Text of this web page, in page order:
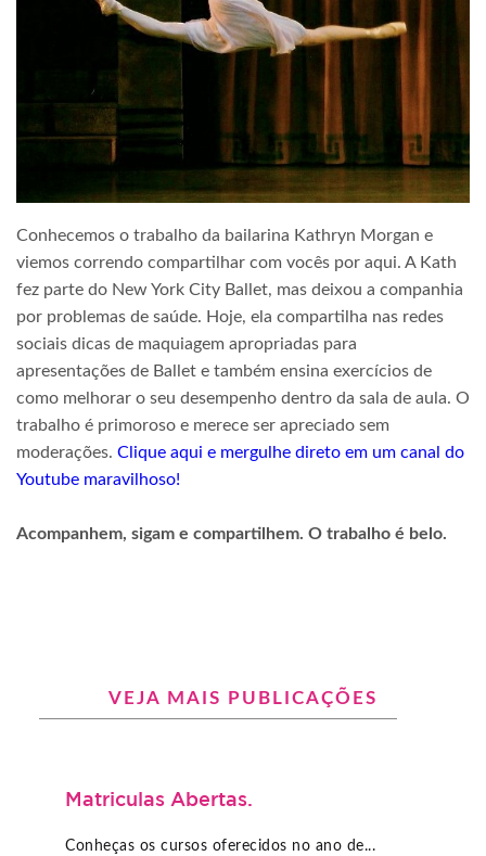
Conhecemos o trabalho da bailarina Kathryn Morgan e
viemos correndo compartilhar com vocês por aqui. A Kath
fez parte do New York City Ballet, mas deixou a companhia
por problemas de saúde. Hoje, ela compartilha nas redes
sociais dicas de maquiagem apropriadas para
apresentações de Ballet e também ensina exercícios de
como melhorar o seu desempenho dentro da sala de aula. O
trabalho é primoroso e merece ser apreciado sem
moderações. Clique aqui e mergulhe direto em um canal do
Youtube maravilhoso!
Acompanhem, sigam e compartilhem. O trabalho é belo.
VEJA MAIS PUBLICAÇÕES
Matriculas Abertas.
Conheças os cursos oferecidos no ano de...